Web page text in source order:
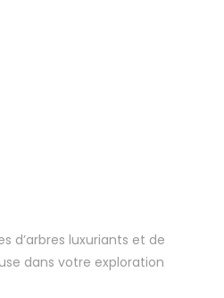
d’arbres luxuriants et de
dans votre exploration